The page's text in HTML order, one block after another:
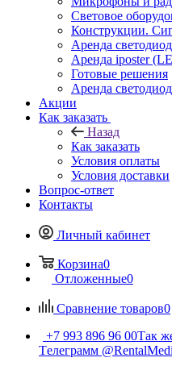
Световое
Конструкции.
Аренда
Аренда iposter
Готовые решения
Аренда
Акции
Как заказать
Назад
Как заказать
Условия оплаты
Условия доставки
Вопрос-ответ
Контакты
Личный кабинет
Корзина0
Отложенные0
Сравнение товаров0
+7 993 896 96 00Так
Tелеграмм